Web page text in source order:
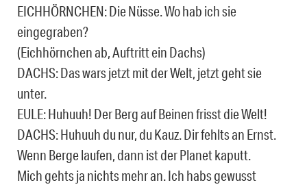
EICHHÖRNCHEN: Die Nüsse. Wo hab ich sie
eingegraben?
(Eichhörnchen ab, Auftritt ein Dachs)
DACHS: Das wars jetzt mit der Welt, jetzt geht sie
unter.
EULE: Huhuuh! Der Berg auf Beinen frisst die Welt!
DACHS: Huhuuh du nur, du Kauz. Dir fehlts an Ernst.
Wenn Berge laufen, dann ist der Planet kaputt.
Mich gehts ja nichts mehr an. Ich habs gewusst